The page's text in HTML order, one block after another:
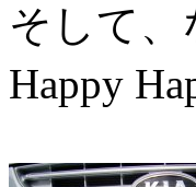
そして、
Happy